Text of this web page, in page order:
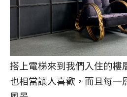
搭上電梯來到我們入住的樓
也相當讓人喜歡，而且每一